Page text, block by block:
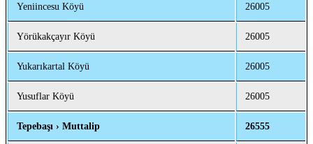
Yeniincesu Köyü 26005
Yörükakçayır Köyü 26005
Yukarıkartal Köyü 26005
Yusuflar Köyü 26005
Tepebaşı › Muttalip 26555